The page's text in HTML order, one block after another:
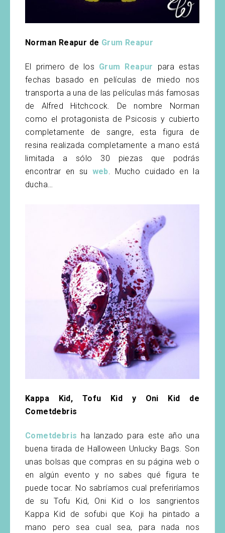
Norman Reapur de Grum Reapur
El primero de los Grum Reapur para estas
fechas basado en películas de miedo nos
transporta a una de las películas más famosas
de Alfred Hitchcock. De nombre Norman
como el protagonista de Psicosis y cubierto
completamente de sangre, esta figura de
resina realizada completamente a mano está
limitada a sólo 30 piezas que podrás
encontrar en su web . Mucho cuidado en la
ducha…
Kappa Kid, Tofu Kid y Oni Kid de
Cometdebris
Cometdebris ha lanzado para este año una
buena tirada de Halloween Unlucky Bags. Son
unas bolsas que compras en su página web o
en algún evento y no sabes qué figura te
puede tocar. No sabríamos cual preferiríamos
de su Tofu Kid, Oni Kid o los sangrientos
Kappa Kid de sofubi que Koji ha pintado a
mano pero sea cual sea, para nada nos